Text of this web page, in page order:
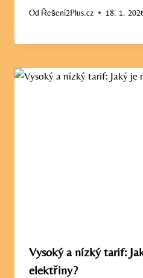
Od Řešení2Plus.cz 18. 1.
Vysoký a nízký tarif:
elektřiny?